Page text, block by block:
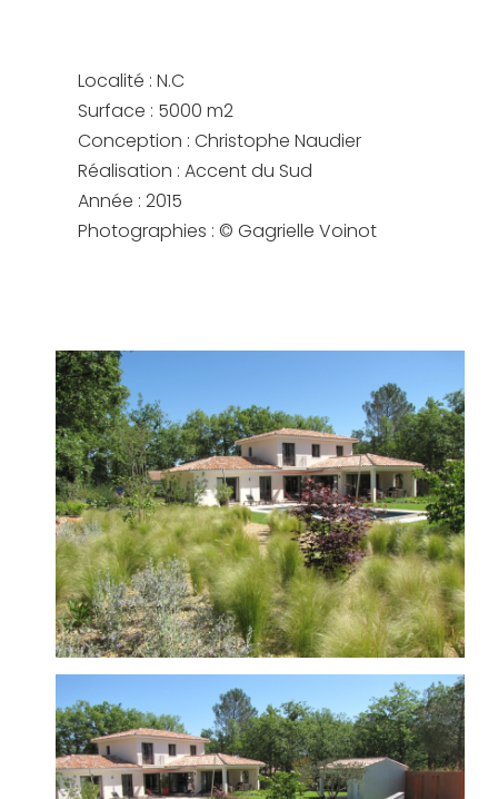
Localité : N.C
Surface : 5000 m2
Conception : Christophe Naudier
Réalisation : Accent du Sud
Année : 2015
Photographies : © Gagrielle Voinot